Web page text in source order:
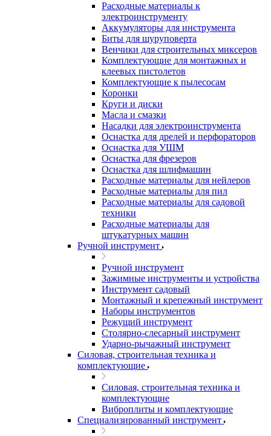
Расходные материалы к
электроинструменту
Аккумуляторы для инструмента
Биты для шуруповерта
Венчики для строительных миксеров
Комплектующие для монтажных и
клеевых пистолетов
Комплектующие к пылесосам
Коронки
Круги и диски
Масла и смазки
Насадки для электроинструмента
Оснастка для дрелей и перфораторов
Оснастка для УШМ
Оснастка для фрезеров
Оснастка для шлифмашин
Расходные материалы для нейлеров
Расходные материалы для пил
Расходные материалы для садовой
техники
Расходные материалы для
штукатурных машин
Ручной инструмент
Ручной инструмент
Зажимные инструменты и устройства
Инструмент садовый
Монтажный и крепежный инструмент
Наборы инструментов
Режущий инструмент
Столярно-слесарный инструмент
Ударно-рычажный инструмент
Силовая, строительная техника и
комплектующие
Силовая, строительная техника и
комплектующие
Виброплиты и комплектующие
Специализированный инструмент